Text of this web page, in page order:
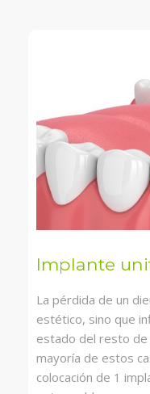
Implante
La pérdida de un
estético, sino que
estado del resto de
mayoría de estos
colocación de 1